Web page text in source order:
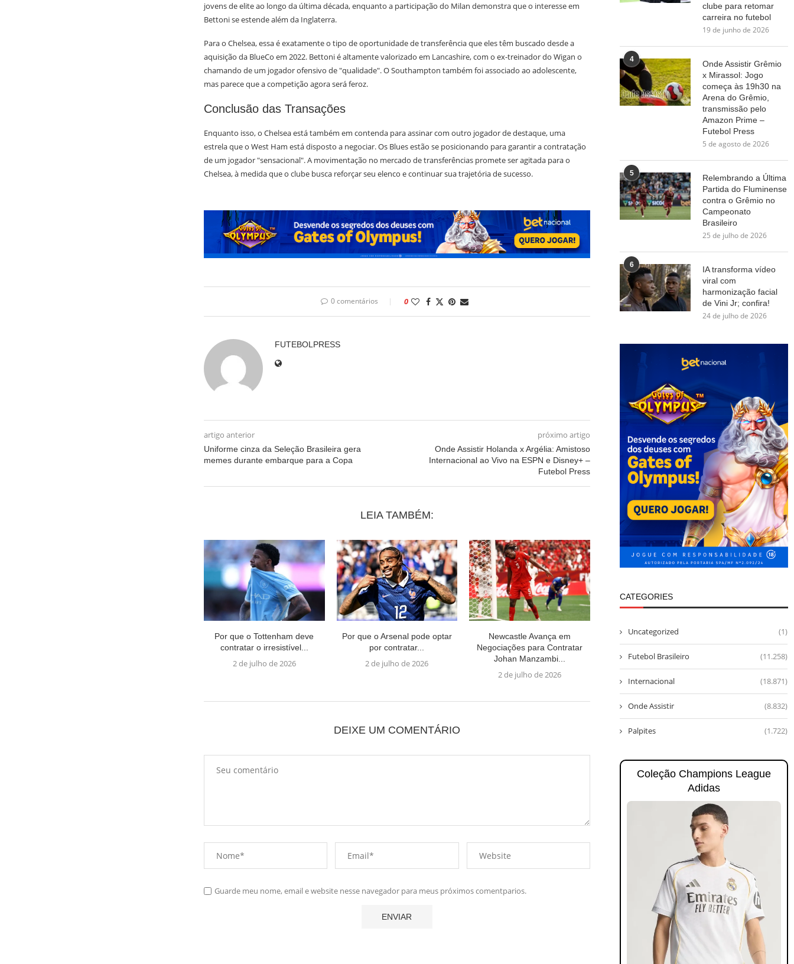
jovens de elite ao longo da última década, enquanto a participação do Milan demonstra que o interesse em
Bettoni se estende além da Inglaterra.
Para o Chelsea, essa é exatamente o tipo de oportunidade de transferência que eles têm buscado desde a
aquisição da BlueCo em 2022. Bettoni é altamente valorizado em Lancashire, com o ex-treinador do Wigan o
chamando de um jogador ofensivo de "qualidade". O Southampton também foi associado ao adolescente,
mas parece que a competição agora será feroz.
Conclusão das Transações
Enquanto isso, o Chelsea está também em contenda para assinar com outro jogador de destaque, uma
estrela que o West Ham está disposto a negociar. Os Blues estão se posicionando para garantir a contratação
de um jogador "sensacional". A movimentação no mercado de transferências promete ser agitada para o
Chelsea, à medida que o clube busca reforçar seu elenco e continuar sua trajetória de sucesso.
0 comentários 0
FUTEBOLPRESS
artigo anterior
Uniforme cinza da Seleção Brasileira gera
memes durante embarque para a Copa
próximo artigo
Onde Assistir Holanda x Argélia: Amistoso
Internacional ao Vivo na ESPN e Disney+ –
Futebol Press
LEIA TAMBÉM:
Por que o Tottenham deve
contratar o irresistível...
2 de julho de 2026
Por que o Arsenal pode optar
por contratar...
2 de julho de 2026
Newcastle Avança em
Negociações para Contratar
Johan Manzambi...
2 de julho de 2026
DEIXE UM COMENTÁRIO
Guarde meu nome, email e website nesse navegador para meus próximos comentparios.
clube para retomar
carreira no futebol
19 de junho de 2026
4
Onde Assistir Grêmio
x Mirassol: Jogo
começa às 19h30 na
Arena do Grêmio,
transmissão pelo
Amazon Prime –
Futebol Press
5 de agosto de 2026
5
Relembrando a Última
Partida do Fluminense
contra o Grêmio no
Campeonato
Brasileiro
25 de julho de 2026
6
IA transforma vídeo
viral com
harmonização facial
de Vini Jr; confira!
24 de julho de 2026
CATEGORIES
Uncategorized (1)
Futebol Brasileiro (11.258)
Internacional (18.871)
Onde Assistir (8.832)
Palpites (1.722)
Coleção Champions League
Adidas